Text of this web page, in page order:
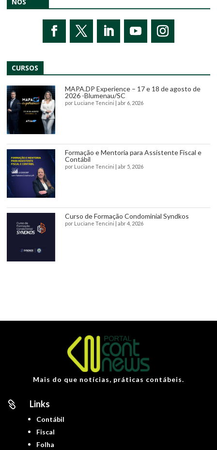
CURSOS
MAPA.DP Experience – 17 e 18 de agosto de
2026 -Blumenau/SC
por Luciane Tencini | abr 6, 2026
Formação e Mentoria para Assistente Fiscal e
Contábil
por Luciane Tencini | abr 5, 2026
Curso de Formação Condominial Syndkos
por Luciane Tencini | abr 4, 2026
Mais do que notícias, práticas contábeis.
 Links
Contábil
Fiscal
Folha